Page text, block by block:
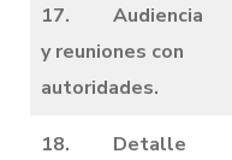
17. Audiencia
y reuniones con
autoridades.
18. Detalle